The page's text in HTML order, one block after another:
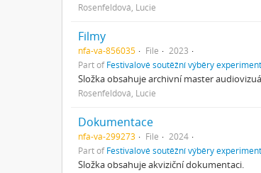
Rosenfeldová, Lucie
Filmy
nfa-va-856035 File
2023
Part ofFestivalové soutěžní výběry
Složka obsahuje archivní master
Rosenfeldová, Lucie
Dokumentace
nfa-va-299273 File
2024
Part ofFestivalové soutěžní výběry
Složka obsahuje akviziční dokumentaci.